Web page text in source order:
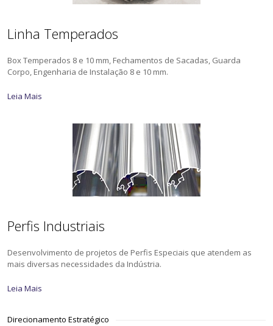
Linha Temperados
Box Temperados 8 e 10 mm, Fechamentos de Sacadas, Guarda
Corpo, Engenharia de Instalação 8 e 10 mm.
Leia Mais
Perfis Industriais
Desenvolvimento de projetos de Perfis Especiais que atendem as
mais diversas necessidades da Indústria.
Leia Mais
Direcionamento Estratégico